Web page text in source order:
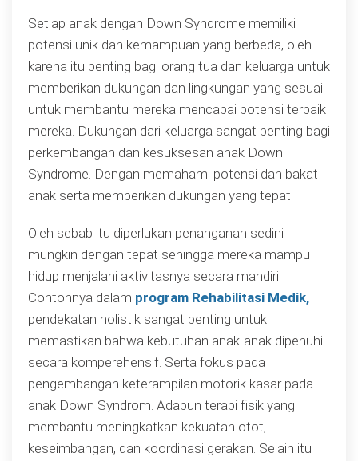
Setiap anak dengan Down Syndrome memiliki
potensi unik dan kemampuan yang berbeda, oleh
karena itu penting bagi orang tua dan keluarga untuk
memberikan dukungan dan lingkungan yang sesuai
untuk membantu mereka mencapai potensi terbaik
mereka. Dukungan dari keluarga sangat penting bagi
perkembangan dan kesuksesan anak Down
Syndrome. Dengan memahami potensi dan bakat
anak serta memberikan dukungan yang tepat.
Oleh sebab itu diperlukan penanganan sedini
mungkin dengan tepat sehingga mereka mampu
hidup menjalani aktivitasnya secara mandiri.
Contohnya dalam program Rehabilitasi Medik,
pendekatan holistik sangat penting untuk
memastikan bahwa kebutuhan anak-anak dipenuhi
secara komperehensif. Serta fokus pada
pengembangan keterampilan motorik kasar pada
anak Down Syndrom. Adapun terapi fisik yang
membantu meningkatkan kekuatan otot,
keseimbangan, dan koordinasi gerakan. Selain itu